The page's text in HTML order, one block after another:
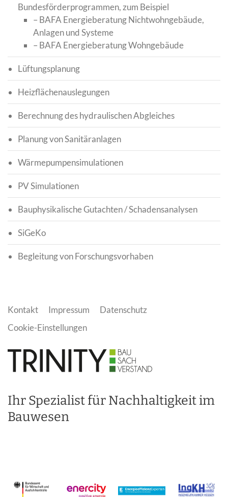
Bundesförderprogrammen, zum Beispiel
– BAFA Energieberatung Nichtwohngebäude,
Anlagen und Systeme
– BAFA Energieberatung Wohngebäude
Lüftungsplanung
Heizflächenauslegungen
Berechnung des hydraulischen Abgleiches
Planung von Sanitäranlagen
Wärmepumpensimulationen
PV Simulationen
Bauphysikalische Gutachten / Schadensanalysen
SiGeKo
Begleitung von Forschungsvorhaben
Kontakt Impressum
Datenschutz
Cookie-Einstellungen
Ihr Spezialist für Nachhaltigkeit im
Bauwesen